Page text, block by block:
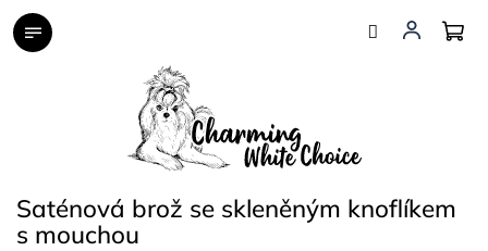
Přejít
na
Saténová brož se skleněným knoflíkem
s mouchou